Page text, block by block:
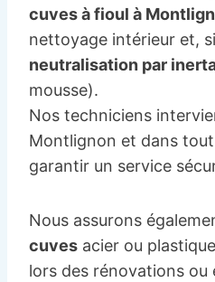
cuves à fioul à
nettoyage intérieur et,
neutralisation par
mousse).
Nos techniciens
Montlignon et dans tout
garantir un service
Nous assurons
cuves acier ou
lors des rénovations ou